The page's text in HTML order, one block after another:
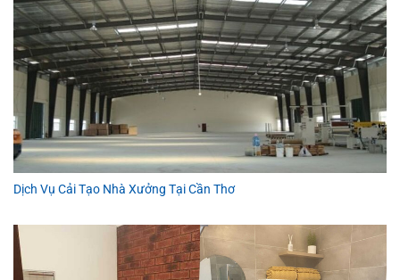
Dịch Vụ Cải Tạo Nhà Xưởng Tại Cần Thơ